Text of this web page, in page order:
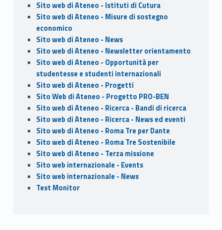
Sito web di Ateneo - Istituti di Cutura
Sito web di Ateneo - Misure di sostegno
economico
Sito web di Ateneo - News
Sito web di Ateneo - Newsletter orientamento
Sito web di Ateneo - Opportunità per
studentesse e studenti internazionali
Sito web di Ateneo - Progetti
Sito Web di Ateneo - Progetto PRO-BEN
Sito web di Ateneo - Ricerca - Bandi di ricerca
Sito web di Ateneo - Ricerca - News ed eventi
Sito web di Ateneo - Roma Tre per Dante
Sito web di Ateneo - Roma Tre Sostenibile
Sito web di Ateneo - Terza missione
Sito web internazionale - Events
Sito web internazionale - News
Test Monitor